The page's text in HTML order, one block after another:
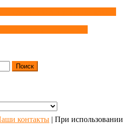
контакты | При использовании